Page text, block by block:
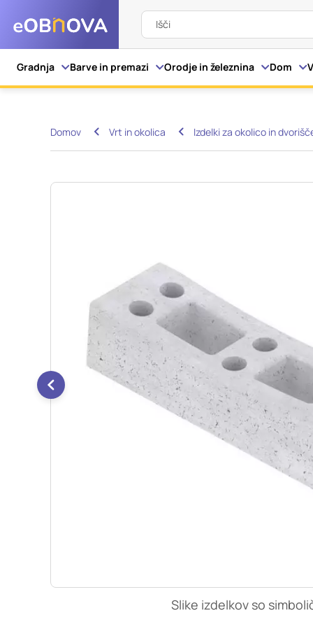
Išči
Gradnja Barve in premazi Orodje in železnina Dom
Domov Vrt in okolica Izdelki za okolico in
Slike izdelkov so
Nastavitve
Ko obiščete katero
pa skrbijo, da vaše
razkrivajo
izkušnjo. Nekatere
informacij in
Ti piškotki so nujni
so nastavljeni samo
zasebnosti, prijava
vas opozori na njih.
Piškotki za
S temi piškotki
našega spletnega
opazujemo, kako se
anonimni. Če
Piškotki za ciljno
Te piškotke